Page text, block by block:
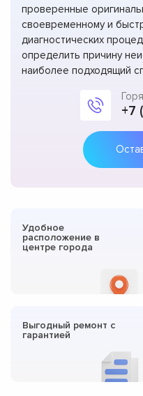
проверенные
своевременному и
диагностических
определить причину
наиболее подходящий
+7
Удобное
расположение в
центре города
Выгодный ремонт с
гарантией